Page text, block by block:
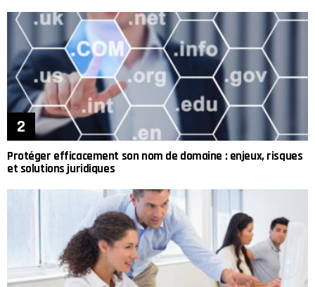
Protéger efficacement son nom de domaine : enjeux, risques
et solutions juridiques